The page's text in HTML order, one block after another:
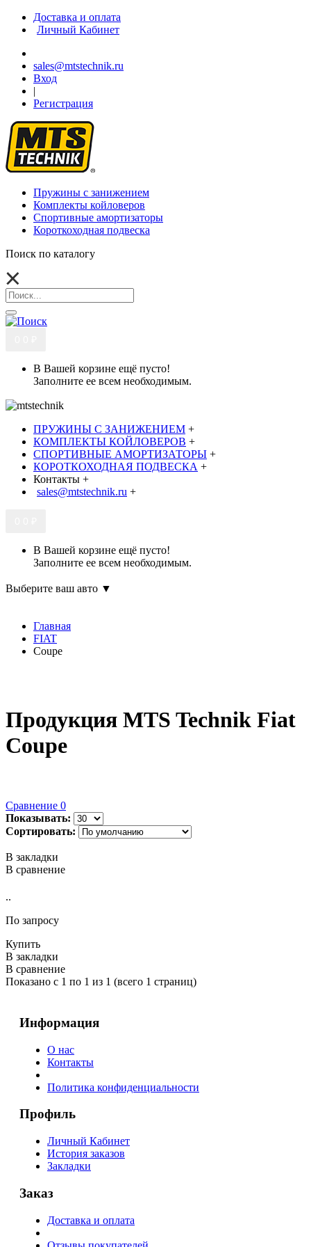
Доставка и оплата
Личный Кабинет
sales@mtstechnik.ru
Вход
|
Регистрация
Пружины с занижением
Комплекты койловеров
Спортивные амортизаторы
Короткоходная подвеска
Поиск по каталогу
В Вашей корзине ещё пусто!
Заполните ее всем необходимым.
ПРУЖИНЫ С ЗАНИЖЕНИЕМ +
КОМПЛЕКТЫ КОЙЛОВЕРОВ +
СПОРТИВНЫЕ АМОРТИЗАТОРЫ +
КОРОТКОХОДНАЯ ПОДВЕСКА +
Контакты +
sales@mtstechnik.ru +
В Вашей корзине ещё пусто!
Заполните ее всем необходимым.
Выберите ваш авто ▼
Главная
FIAT
Coupe
Продукция MTS Technik Fiat
Coupe
Сравнение 0
Показывать:
Сортировать:
В закладки
В сравнение
..
По запросу
Купить
В закладки
В сравнение
Показано с 1 по 1 из 1 (всего 1 страниц)
Информация
О нас
Контакты
Политика конфиденциальности
Профиль
Личный Кабинет
История заказов
Закладки
Заказ
Доставка и оплата